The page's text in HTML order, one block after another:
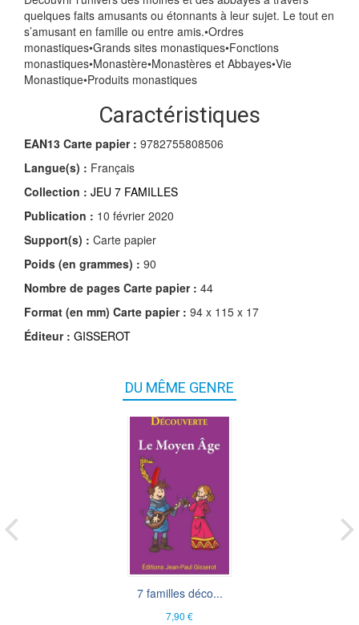
quelques faits amusants ou étonnants à leur sujet. Le tout en
s’amusant en famille ou entre amis.•Ordres
monastiques•Grands sites monastiques•Fonctions
monastiques•Monastère•Monastères et Abbayes•Vie
Monastique•Produits monastiques
Caractéristiques
EAN13 Carte papier : 9782755808506
Langue(s) : Français
Collection : JEU 7 FAMILLES
Publication : 10 février 2020
Support(s) : Carte papier
Poids (en grammes) : 90
Nombre de pages Carte papier: 44
Format (en mm) Carte papier: 94 x 115 x 17
Éditeur : GISSEROT
DU MÊME GENRE
7 familles déco...
7,90 €